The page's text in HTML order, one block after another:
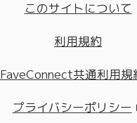
このサイトについて
利用規約
FaveConnect共通利用規
プライバシーポリシー